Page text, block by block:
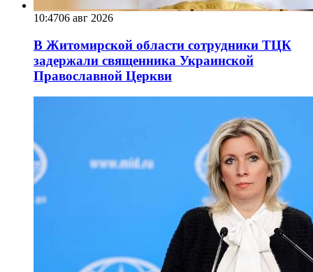
10:4706 авг 2026
В Житомирской области сотрудники ТЦК
задержали священника Украинской
Православной Церкви